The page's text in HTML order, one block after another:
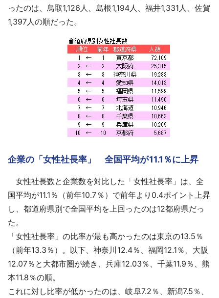
ったのは、鳥取1,126人、島根1,194人、福井1,331人、佐賀
1,397人の順だった。
企業の「女性社長率」 全国平均が11.1％に上昇
女性社長数と企業数を対比した「女性社長率」は、全
国平均が11.1％（前年10.7％）で前年より0.4ポイント上昇
し、都道府県別で全国平均を上回ったのは12都府県だっ
た。
「女性社長率」の比率が最も高かったのは東京の13.5％
（前年13.3％）。以下、神奈川12.4％、福岡12.1％、大阪
12.07％と大都市圏が続き、兵庫12.03％、千葉11.9％、熊
本11.8％の順。
これに対し比率が低かったのは、岐阜7.2％、新潟7.5％、